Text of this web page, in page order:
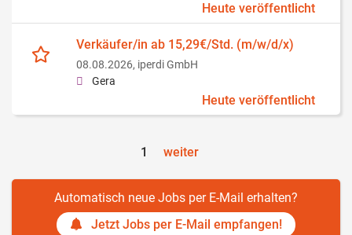
Heute veröffentlicht
Verkäufer/in ab 15,29€/Std. (m/w/d/x)
08.08.2026, iperdi GmbH
Gera
Heute veröffentlicht
1 weiter
Automatisch neue Jobs per E-Mail erhalten?
Jetzt Jobs per E-Mail empfangen!